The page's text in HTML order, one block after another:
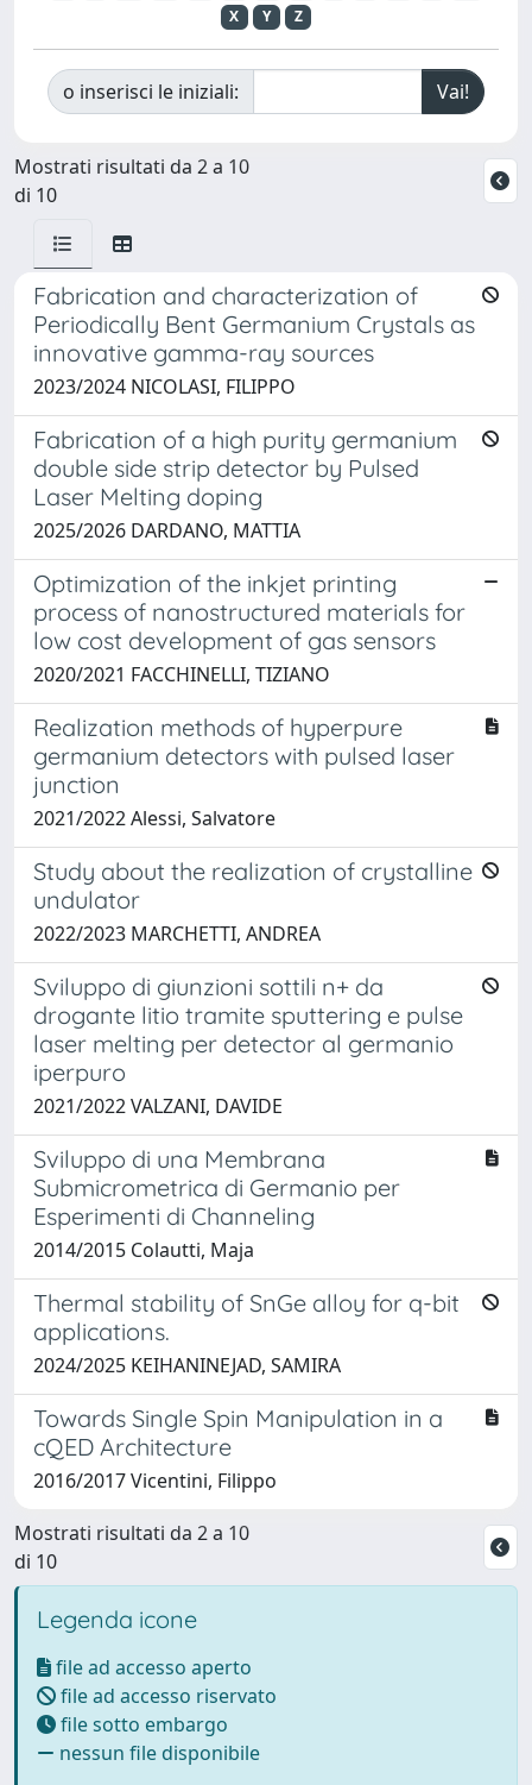
X
Y Z
o inserisci le iniziali:
Mostrati risultati da 2 a 10
di 10
Fabrication and characterization of
Periodically Bent Germanium Crystals as
innovative gamma-ray sources
2023/2024 NICOLASI, FILIPPO
Fabrication of a high purity germanium
double side strip detector by Pulsed
Laser Melting doping
2025/2026 DARDANO, MATTIA
Optimization of the inkjet printing
process of nanostructured materials for
low cost development of gas sensors
2020/2021 FACCHINELLI, TIZIANO
Realization methods of hyperpure
germanium detectors with pulsed laser
junction
2021/2022 Alessi, Salvatore
Study about the realization of crystalline
undulator
2022/2023 MARCHETTI, ANDREA
Sviluppo di giunzioni sottili n+ da
drogante litio tramite sputtering e pulse
laser melting per detector al germanio
iperpuro
2021/2022 VALZANI, DAVIDE
Sviluppo di una Membrana
Submicrometrica di Germanio per
Esperimenti di Channeling
2014/2015 Colautti, Maja
Thermal stability of SnGe alloy for q-bit
applications.
2024/2025 KEIHANINEJAD, SAMIRA
Towards Single Spin Manipulation in a
cQED Architecture
2016/2017 Vicentini, Filippo
Mostrati risultati da 2 a 10
di 10
Legenda icone
file ad accesso aperto
file ad accesso riservato
file sotto embargo
nessun file disponibile